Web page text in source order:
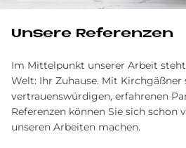
Unsere Referenzen
Im Mittelpunkt unserer Arbeit
Welt: Ihr Zuhause. Mit Kirchgäßner
vertrauenswürdigen, erfahrenen
Referenzen können Sie sich schon
unseren Arbeiten machen.